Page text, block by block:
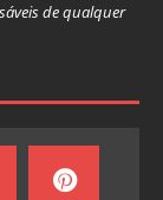
de qualquer